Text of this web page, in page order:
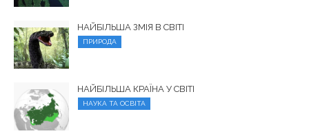
НАЙБІЛЬША ЗМІЯ В СВІТІ
ПРИРОДА
НАЙБІЛЬША КРАЇНА У СВІТІ
НАУКА ТА ОСВІТА